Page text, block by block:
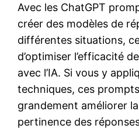
Avec les ChatGPT
créer des modèles de
différentes situations,
d’optimiser l’efficacité
avec l’IA. Si vous y
techniques, ces
grandement améliorer
pertinence des réponses